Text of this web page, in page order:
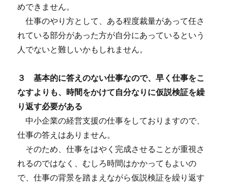
めできません。
仕事のやり方として、ある程度裁量があって任さ
れている部分があった方が自分にあっているという
人でないと難しいかもしれません。
３ 基本的に答えのない仕事なので、早く仕事をこ
なすよりも、時間をかけて自分なりに仮説検証を繰
り返す必要がある
中小企業の経営支援の仕事をしておりますので、
仕事の答えはありません。
そのため、仕事をはやく完成させることが重視さ
れるのではなく、むしろ時間はかかってもよいの
で、仕事の背景を踏まえながら仮説検証を繰り返す